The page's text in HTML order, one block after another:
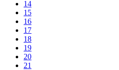
14
15
16
17
18
19
20
21